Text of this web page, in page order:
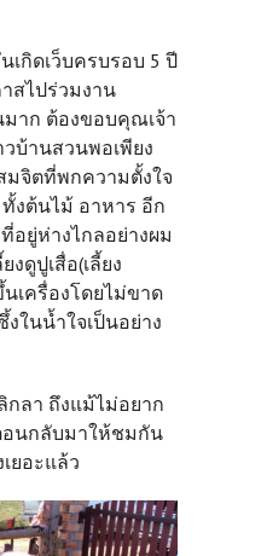
กิดเว็บครบรอบ 5 ปี
สไปร่วมงาน
าก ต้องขอบคุณเจ้า
บ้านสวนพอเพียง
มจิตที่พกความตั้งใจ
งต้นไม้ อาหาร อีก
อยู่ห่างไกลอย่างผม
ดูปูเสื่อ(เลี้ยง
เครื่องโดยไม่ขาด
ในน้ำใจเป็นอย่าง
ลา ถึงแม้ไม่อยาก
อนกลับมาให้ชมกัน
ยอะแล้ว